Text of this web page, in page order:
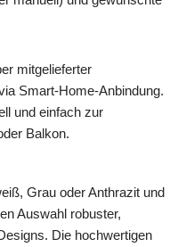
mitgelieferter
Smart‑Home-Anbindung.
und einfach zur
Balkon.
Grau oder Anthrazit und
Auswahl robuster,
Die hochwertigen